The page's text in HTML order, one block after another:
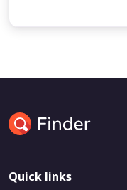
Quick links